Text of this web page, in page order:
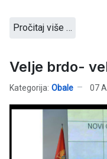
Pročitaj više …
Velje brdo-
Kategorija: Obale 07